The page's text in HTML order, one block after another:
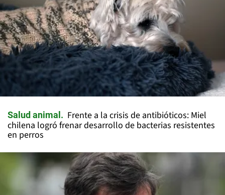
Salud animal
Frente a la crisis de antibióticos: Miel
chilena logró frenar desarrollo de bacterias resistentes
en perros